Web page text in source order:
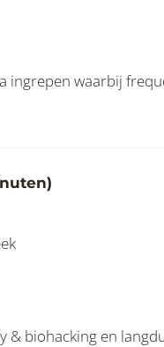
ingrepen waarbij
& biohacking en